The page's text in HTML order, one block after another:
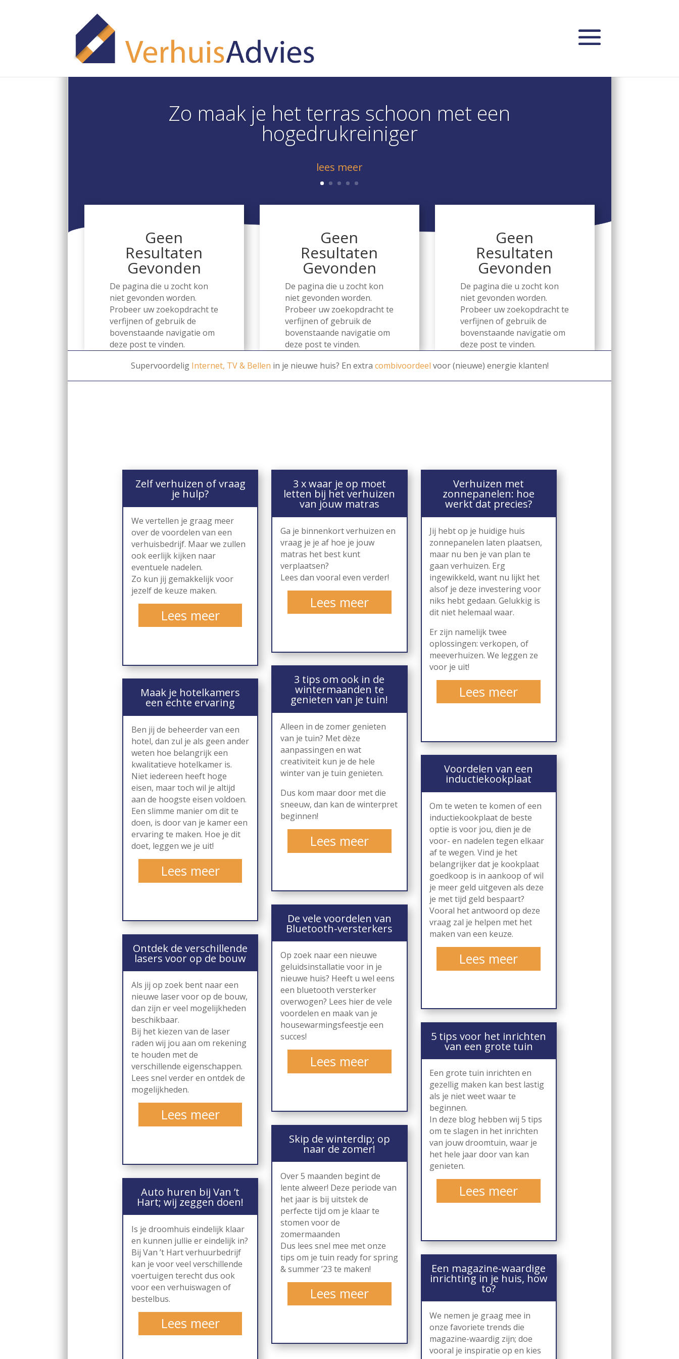
Zo maak je het terras schoon met een
hogedrukreiniger
lees meer
Geen
Resultaten
Gevonden
De pagina die u zocht kon
niet gevonden worden.
Probeer uw zoekopdracht te
verfijnen of gebruik de
bovenstaande navigatie om
deze post te vinden.
Geen
Resultaten
Gevonden
De pagina die u zocht kon
niet gevonden worden.
Probeer uw zoekopdracht te
verfijnen of gebruik de
bovenstaande navigatie om
deze post te vinden.
Geen
Resultaten
Gevonden
De pagina die u zocht kon
niet gevonden worden.
Probeer uw zoekopdracht te
verfijnen of gebruik de
bovenstaande navigatie om
deze post te vinden.
Supervoordelig Internet, TV & Bellen in je nieuwe huis? En extra combivoordeel voor (nieuwe) energie klanten!
Zelf verhuizen of vraag
je hulp?
We vertellen je graag meer
over de voordelen van een
verhuisbedrijf. Maar we zullen
ook eerlijk kijken naar
eventuele nadelen.
Zo kun jij gemakkelijk voor
jezelf de keuze maken.
Lees meer
Maak je hotelkamers
een echte ervaring
Ben jij de beheerder van een
hotel, dan zul je als geen ander
weten hoe belangrijk een
kwalitatieve hotelkamer is.
Niet iedereen heeft hoge
eisen, maar toch wil je altijd
aan de hoogste eisen voldoen.
Een slimme manier om dit te
doen, is door van je kamer een
ervaring te maken. Hoe je dit
doet, leggen we je uit!
Lees meer
Ontdek de verschillende
lasers voor op de bouw
Als jij op zoek bent naar een
nieuwe laser voor op de bouw,
dan zijn er veel mogelijkheden
beschikbaar.
Bij het kiezen van de laser
raden wij jou aan om rekening
te houden met de
verschillende eigenschappen.
Lees snel verder en ontdek de
mogelijkheden.
Lees meer
Auto huren bij Van ’t
Hart; wij zeggen doen!
Is je droomhuis eindelijk klaar
en kunnen jullie er eindelijk in?
Bij Van ’t Hart verhuurbedrijf
kan je voor veel verschillende
voertuigen terecht dus ook
voor een verhuiswagen of
bestelbus.
Lees meer
3 x waar je op moet
letten bij het verhuizen
van jouw matras
Ga je binnenkort verhuizen en
vraag je je af hoe je jouw
matras het best kunt
verplaatsen?
Lees dan vooral even verder!
Lees meer
3 tips om ook in de
wintermaanden te
genieten van je tuin!
Alleen in de zomer genieten
van je tuin? Met dèze
aanpassingen en wat
creativiteit kun je de hele
winter van je tuin genieten.
Dus kom maar door met die
sneeuw, dan kan de winterpret
beginnen!
Lees meer
De vele voordelen van
Bluetooth-versterkers
Op zoek naar een nieuwe
geluidsinstallatie voor in je
nieuwe huis? Heeft u wel eens
een bluetooth versterker
overwogen? Lees hier de vele
voordelen en maak van je
housewarmingsfeestje een
succes!
Lees meer
Skip de winterdip; op
naar de zomer!
Over 5 maanden begint de
lente alweer! Deze periode van
het jaar is bij uitstek de
perfecte tijd om je klaar te
stomen voor de
zomermaanden
Dus lees snel mee met onze
tips om je tuin ready for spring
& summer ’23 te maken!
Lees meer
Verhuizen met
zonnepanelen: hoe
werkt dat precies?
Jij hebt op je huidige huis
zonnepanelen laten plaatsen,
maar nu ben je van plan te
gaan verhuizen. Erg
ingewikkeld, want nu lijkt het
alsof je deze investering voor
niks hebt gedaan. Gelukkig is
dit niet helemaal waar.
Er zijn namelijk twee
oplossingen: verkopen, of
meeverhuizen. We leggen ze
voor je uit!
Lees meer
Voordelen van een
inductiekookplaat
Om te weten te komen of een
inductiekookplaat de beste
optie is voor jou, dien je de
voor- en nadelen tegen elkaar
af te wegen. Vind je het
belangrijker dat je kookplaat
goedkoop is in aankoop of wil
je meer geld uitgeven als deze
je met tijd geld bespaart?
Vooral het antwoord op deze
vraag zal je helpen met het
maken van een keuze.
Lees meer
5 tips voor het inrichten
van een grote tuin
Een grote tuin inrichten en
gezellig maken kan best lastig
als je niet weet waar te
beginnen.
In deze blog hebben wij 5 tips
om te slagen in het inrichten
van jouw droomtuin, waar je
het hele jaar door van kan
genieten.
Lees meer
Een magazine-waardige
inrichting in je huis, how
to?
We nemen je graag mee in
onze favoriete trends die
magazine-waardig zijn; doe
vooral je inspiratie op en kies